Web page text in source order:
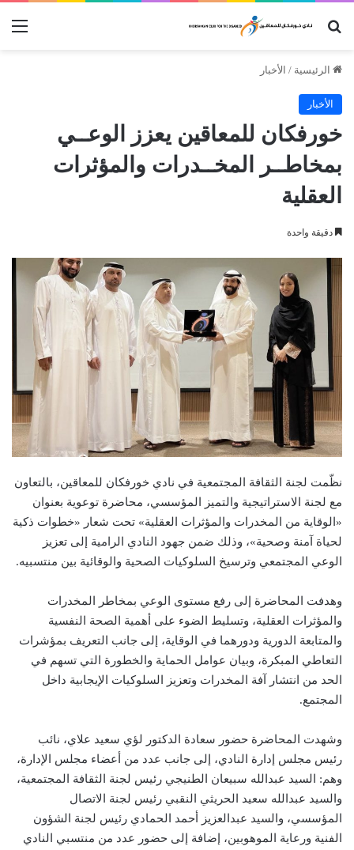
بحث عن
الرئيسية / الأخبار
الأخبار
خورفكان للمعاقين يعزز الوعــي
بمخاطــر المخــدرات والمؤثرات
العقلية
دقيقة واحدة
نظّمت لجنة الثقافة المجتمعية في نادي خورفكان للمعاقين، بالتعاون
مع لجنة الاستراتيجية والتميز المؤسسي، محاضرة توعوية بعنوان
«الوقاية من المخدرات والمؤثرات العقلية» تحت شعار «خطوات ذكية
لحياة آمنة وصحية»، وذلك ضمن جهود النادي الرامية إلى تعزيز
الوعي المجتمعي وترسيخ السلوكيات الصحية والوقائية بين منتسبيه.
وهدفت المحاضرة إلى رفع مستوى الوعي بمخاطر المخدرات
والمؤثرات العقلية، وتسليط الضوء على أهمية الصحة النفسية
والمتابعة الدورية ودورهما في الوقاية، إلى جانب التعريف بمؤشرات
التعاطي المبكرة، وبيان عوامل الحماية والخطورة التي تسهم في
الحد من انتشار آفة المخدرات وتعزيز السلوكيات الإيجابية داخل
المجتمع.
وشهدت المحاضرة حضور سعادة الدكتور لؤي سعيد علاي، نائب
رئيس مجلس إدارة النادي، إلى جانب عدد من أعضاء مجلس الإدارة،
وهم: السيد عبدالله سبيعان الطنيجي رئيس لجنة الثقافة المجتمعية،
والسيد عبدالله سعيد الحريثي النقبي رئيس لجنة الاتصال
المؤسسي، والسيد عبدالعزيز أحمد الحمادي رئيس لجنة الشؤون
الفنية ورعاية الموهوبين، إضافة إلى حضور عدد من منتسبي النادي